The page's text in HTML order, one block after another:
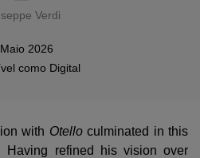
Verdi
2026
como Digital
Otello
with Otelloculminated in this
Having refined his vision over